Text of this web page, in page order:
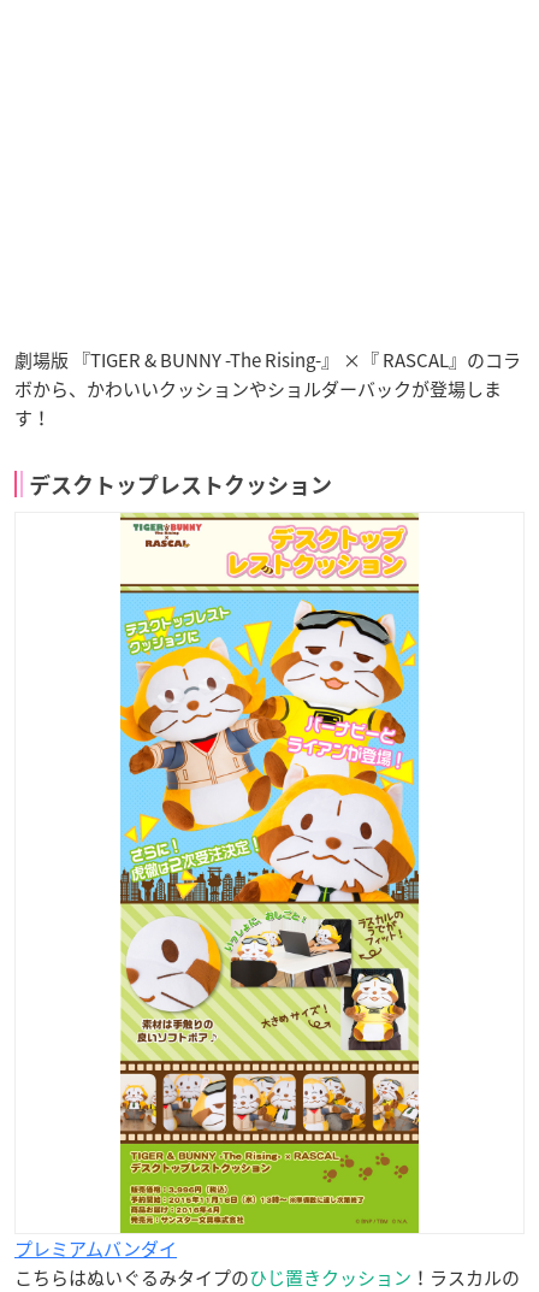
劇場版 『TIGER & BUNNY -The Rising-』 ×『 RASCAL』のコラ
ボから、かわいいクッションやショルダーバックが登場しま
す！
デスクトップレストクッション
プレミアムバンダイ
こちらはぬいぐるみタイプのひじ置きクッション ！ラスカルの